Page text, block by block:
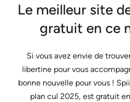
Le meilleur site
gratuit en ce
Si vous avez envie de
libertine pour vous
bonne nouvelle pour vous !
plan cul 2025, est gratuit